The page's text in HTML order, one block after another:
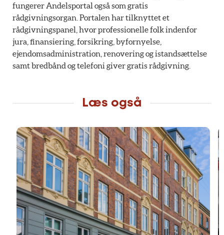
fungerer Andelsportal også som gratis
rådgivningsorgan. Portalen har tilknyttet et
rådgivningspanel, hvor professionelle folk indenfor
jura, finansiering, forsikring, byfornyelse,
ejendomsadministration, renovering og istandsættelse
samt bredbånd og telefoni giver gratis rådgivning.
Læs også